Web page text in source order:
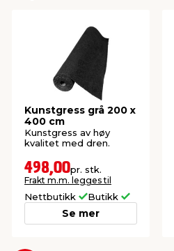
Kunstgress grå 200 x
400 cm
Kunstgress av høy
kvalitet med dren.
498,00pr. stk.
Frakt m.m. legges til
Nettbutikk Butikk
Se mer